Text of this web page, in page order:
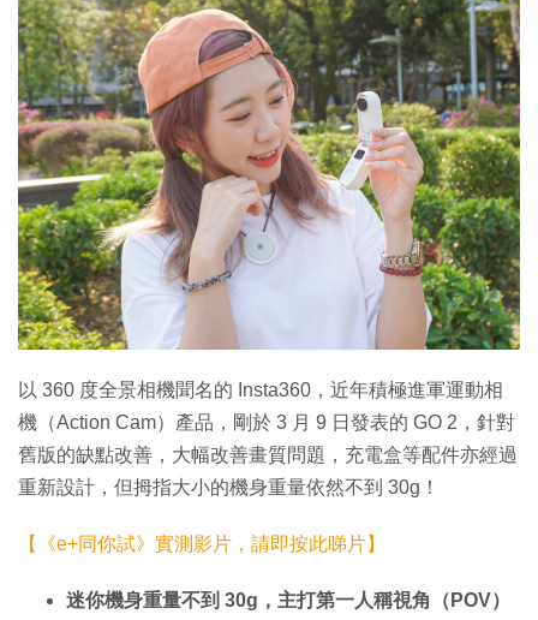
以 360 度全景相機聞名的 Insta360，近年積極進軍運動相
機（Action Cam）產品，剛於 3 月 9 日發表的 GO 2，針對
舊版的缺點改善，大幅改善畫質問題，充電盒等配件亦經過
重新設計，但拇指大小的機身重量依然不到 30g！
【《e+同你試》實測影片，請即按此睇片】
迷你機身重量不到 30g，主打第一人稱視角（POV）